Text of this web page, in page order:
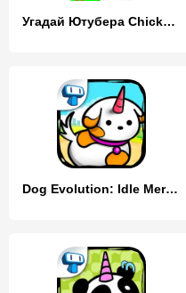
Угадай Ютубера Chicken Gun
Dog Evolution: Idle Merge Game